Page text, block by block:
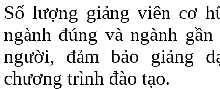
Số lượng giảng viên cơ
ngành đúng và ngành
người, đảm bảo giảng
chương trình đào tạo.